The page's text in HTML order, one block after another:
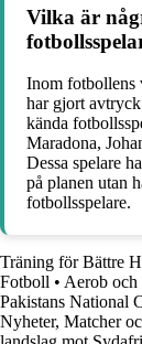
Vilka är
Inom fotbollens
har gjort
kända
Maradona,
Dessa spelare
på planen utan
fotbollsspelare.
Träning för Bättre
Fotboll • Aerob och
Pakistans National
Nyheter, Matcher